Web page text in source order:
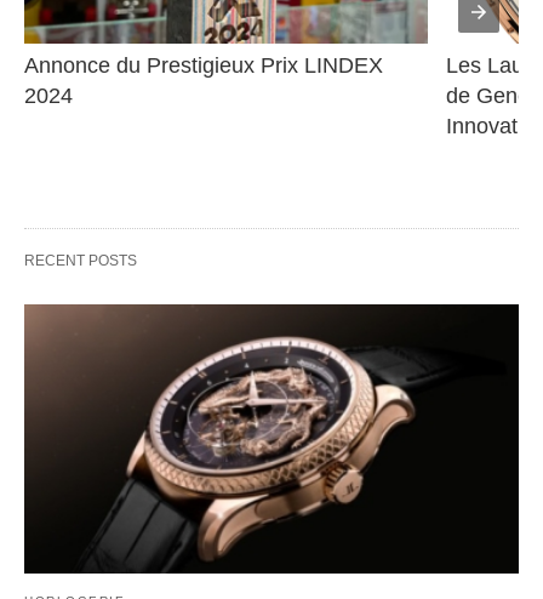
Annonce du Prestigieux Prix LINDEX
2024
Les
de
RECENT POSTS